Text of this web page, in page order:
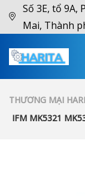
Số 3E, tổ 9A,
Mai, Thành
THƯƠNG MẠI
IFM MK5321